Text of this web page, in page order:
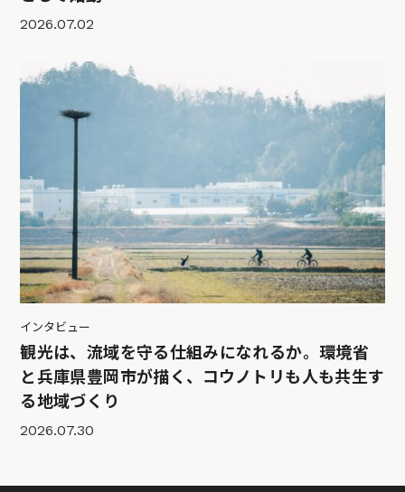
2026.07.02
インタビュー
観光は、流域を守る仕組みになれるか。環境省
と兵庫県豊岡市が描く、コウノトリも人も共生す
る地域づくり
2026.07.30